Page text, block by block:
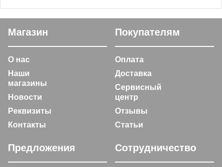
Магазин
О нас
Наши
магазины
Новости
Реквизиты
Контакты
Покупателям
Оплата
Доставка
Сервисный
центр
Отзывы
Статьи
Предложения Сотрудничество